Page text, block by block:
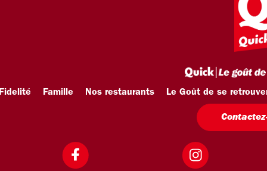
Fidelité Famille Nos restaurants Le Goût de se